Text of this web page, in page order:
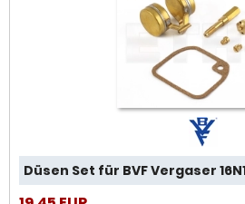
Düsen Set für BVF Vergaser